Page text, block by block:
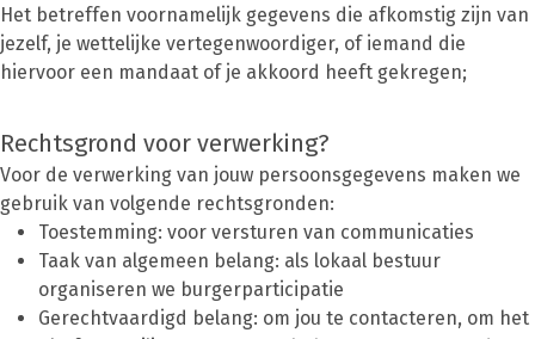
Het betreffen voornamelijk gegevens die afkomstig zijn van
jezelf, je wettelijke vertegenwoordiger, of iemand die
hiervoor een mandaat of je akkoord heeft gekregen;
Rechtsgrond voor verwerking?
Voor de verwerking van jouw persoonsgegevens maken we
gebruik van volgende rechtsgronden:
Toestemming: voor versturen van communicaties
Taak van algemeen belang: als lokaal bestuur
organiseren we burgerparticipatie
Gerechtvaardigd belang: om jou te contacteren, om het